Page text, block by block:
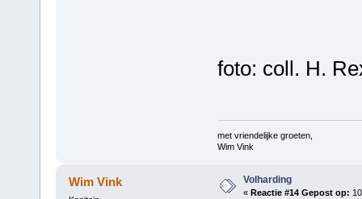
foto: coll. H.
met vriendelijke groeten,
Wim Vink
Wim Vink Volharding
« Reactie #14 Gepost op: